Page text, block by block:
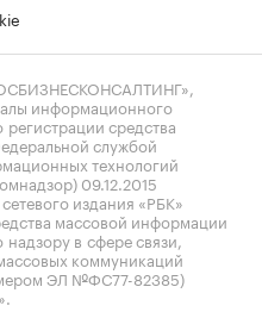
информационного
регистрации средства
службой
технологий
09.12.2015
издания «РБК»
массовой информации
в сфере связи,
коммуникаций
ЭЛ №ФС77-82385)